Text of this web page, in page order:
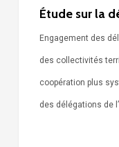
Étude sur la
Engagement des
des collectivités
coopération plus
des délégations de